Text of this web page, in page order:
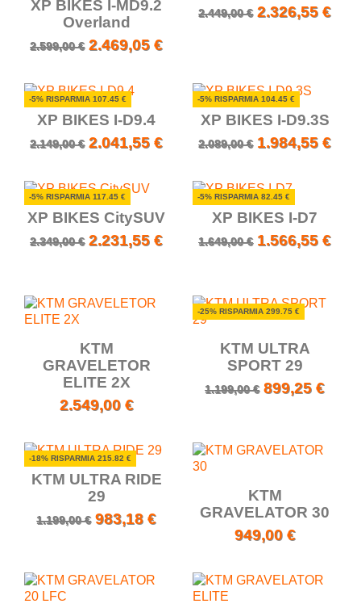
XP BIKES I-MD9.2
Overland
2.599,00 € 2.469,05 €
2.449,00 € 2.326,55 €
XP BIKES I-D9.4
2.149,00 € 2.041,55 €
-5% RISPARMIA 107.45 €
XP BIKES I-D9.3S
2.089,00 € 1.984,55 €
-5% RISPARMIA 104.45 €
XP BIKES CitySUV
2.349,00 € 2.231,55 €
-5% RISPARMIA 117.45 €
XP BIKES I-D7
1.649,00 € 1.566,55 €
-5% RISPARMIA 82.45 €
KTM
GRAVELETOR
ELITE 2X
2.549,00 €
KTM ULTRA
SPORT 29
1.199,00 € 899,25 €
-25% RISPARMIA 299.75 €
KTM ULTRA RIDE
29
1.199,00 € 983,18 €
-18% RISPARMIA 215.82 €
KTM
GRAVELATOR 30
949,00 €